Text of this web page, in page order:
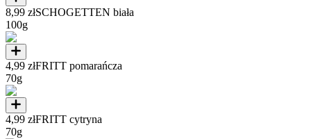
8,99 złSCHOGETTEN biała
100g
4,99 złFRITT pomarańcza
70g
4,99 złFRITT cytryna
70g